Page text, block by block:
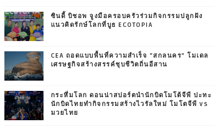
ซินดี้ บิชอพ จูงมือครอบครัวร่วมกิจกรรมปลูกฝัง
แนวคิดรักษ์โลกที่บูธ ECOTOPIA
CEA ถอดแบบพื้นที่ความสำเร็จ “สกลนคร” โมเดล
เศรษฐกิจสร้างสรรค์ชุบชีวิตถิ่นอีสาน
กระหึ่มโลก ดอนน่าสปอร์ตนำนักบิดโมโต้จีพี ปะทะ
นักบิดไทยทำกิจกรรมสร้างไวรัลใหม่ โมโตจีพี vs
มวยไทย